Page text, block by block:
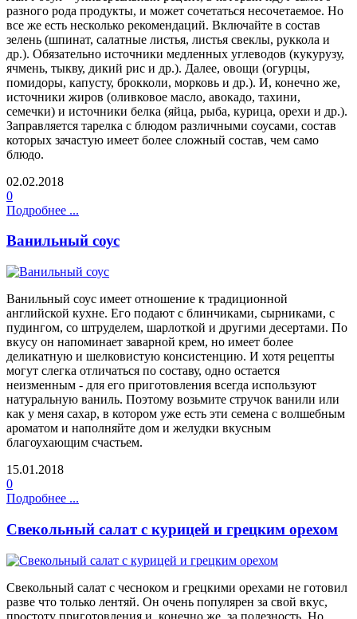
разного рода продукты, и может сочетаться несочетаемое. Но
все же есть несколько рекомендаций. Включайте в состав
зелень (шпинат, салатные листья, листья свеклы, руккола и
др.). Обязательно источники медленных углеводов (кукурузу,
ячмень, тыкву, дикий рис и др.). Далее, овощи (огурцы,
помидоры, капусту, брокколи, морковь и др.). И, конечно же,
источники жиров (оливковое масло, авокадо, тахини,
семечки) и источники белка (яйца, рыба, курица, орехи и др.).
Заправляется тарелка с блюдом различными соусами, состав
которых зачастую имеет более сложный состав, чем само
блюдо.
02.02.2018
0
Подробнее ...
Ванильный соус
Ванильный соус имеет отношение к традиционной
английской кухне. Его подают с блинчиками, сырниками, с
пудингом, со штруделем, шарлоткой и другими десертами. По
вкусу он напоминает заварной крем, но имеет более
деликатную и шелковистую консистенцию. И хотя рецепты
могут слегка отличаться по составу, одно остается
неизменным - для его приготовления всегда используют
натуральную ваниль. Поэтому возьмите стручок ванили или
как у меня сахар, в котором уже есть эти семена с волшебным
ароматом и наполняйте дом и желудки вкусным
благоухающим счастьем.
15.01.2018
0
Подробнее ...
Свекольный салат с курицей и грецким орехом
Свекольный салат с чесноком и грецкими орехами не готовил
разве что только лентяй. Он очень популярен за свой вкус,
простоту приготовления и, конечно же, за полезность. Но